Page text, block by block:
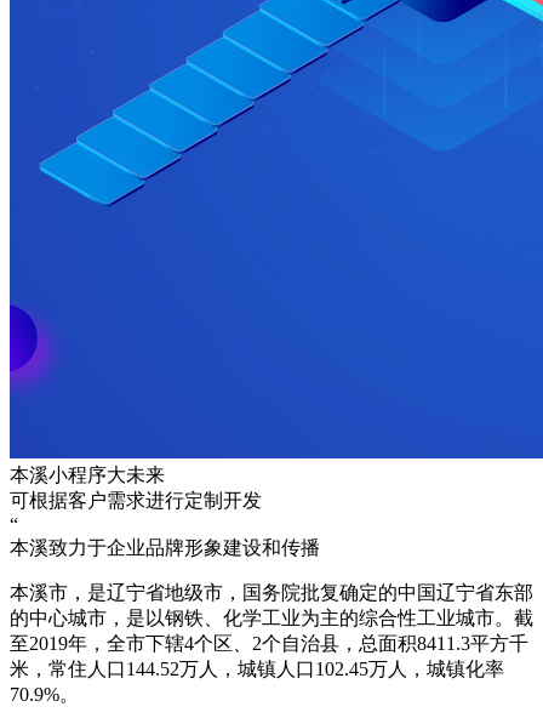
本溪小程序大未来
可根据客户需求进行定制开发
“
本溪致力于企业品牌形象建设和传播
本溪市，是辽宁省地级市，国务院批复确定的中国辽宁省东部
的中心城市，是以钢铁、化学工业为主的综合性工业城市。截
至2019年，全市下辖4个区、2个自治县，总面积8411.3平方千
米，常住人口144.52万人，城镇人口102.45万人，城镇化率
70.9%。